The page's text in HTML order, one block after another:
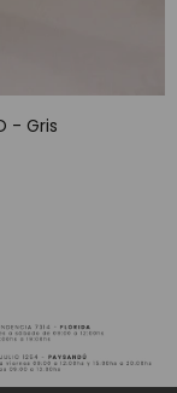
- Gris